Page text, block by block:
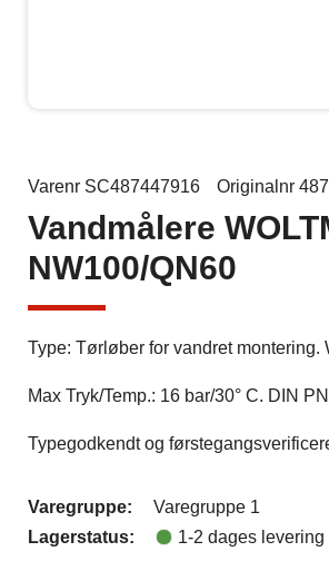
Varenr SC487447916 Originalnr
Vandmålere
NW100/QN60
Type: Tørløber for vandret montering.
Max Tryk/Temp.: 16 bar/30° C. DIN
Typegodkendt og
Varegruppe:
Varegruppe 1
Lagerstatus:
1-2 dages levering